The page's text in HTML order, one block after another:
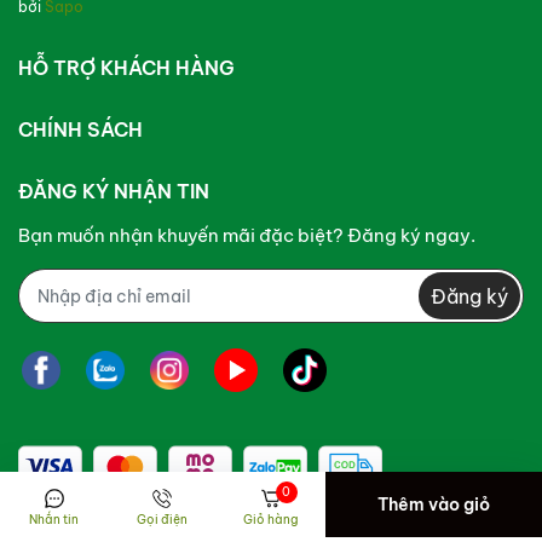
bởi Sapo
HỖ TRỢ KHÁCH HÀNG
CHÍNH SÁCH
ĐĂNG KÝ NHẬN TIN
Bạn muốn nhận khuyến mãi đặc biệt? Đăng ký ngay.
Đăng ký
Nhắn tin Gọi điện
0
Giỏ hàng
Thêm vào giỏ